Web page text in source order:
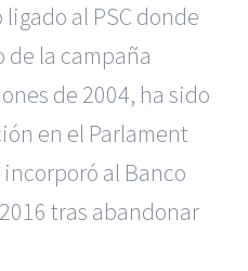
al PSC donde
de la campaña
de 2004, ha sido
en el Parlament
incorporó al Banco
tras abandonar